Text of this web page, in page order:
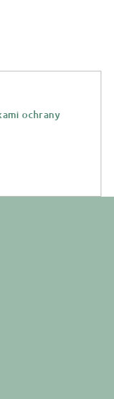
ochrany